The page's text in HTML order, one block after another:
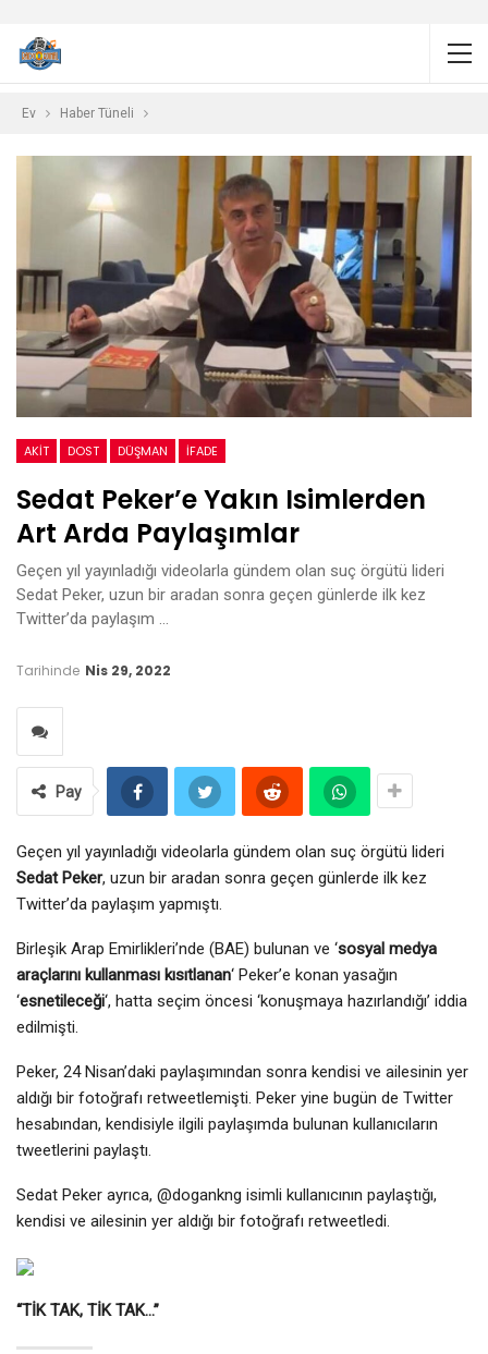
Ev Haber Tüneli
AKIT DOST DÜŞMAN İFADE
Sedat Peker’e Yakın Isimlerden
Art Arda Paylaşımlar
Geçen yıl yayınladığı videolarla gündem olan suç örgütü lideri
Sedat Peker, uzun bir aradan sonra geçen günlerde ilk kez
Twitter’da paylaşım …
Tarihinde Nis 29, 2022
Pay
Geçen yıl yayınladığı videolarla gündem olan suç örgütü lideri
Sedat Peker, uzun bir aradan sonra geçen günlerde ilk kez
Twitter’da paylaşım yapmıştı.
Birleşik Arap Emirlikleri’nde (BAE) bulunan ve ‘sosyal medya
araçlarını kullanması kısıtlanan‘ Peker’e konan yasağın
‘esnetileceği‘, hatta seçim öncesi ‘konuşmaya hazırlandığı’ iddia
edilmişti.
Peker, 24 Nisan’daki paylaşımından sonra kendisi ve ailesinin yer
aldığı bir fotoğrafı retweetlemişti. Peker yine bugün de Twitter
hesabından, kendisiyle ilgili paylaşımda bulunan kullanıcıların
tweetlerini paylaştı.
Sedat Peker ayrıca, @dogankng isimli kullanıcının paylaştığı,
kendisi ve ailesinin yer aldığı bir fotoğrafı retweetledi.
“TİK TAK, TİK TAK…”